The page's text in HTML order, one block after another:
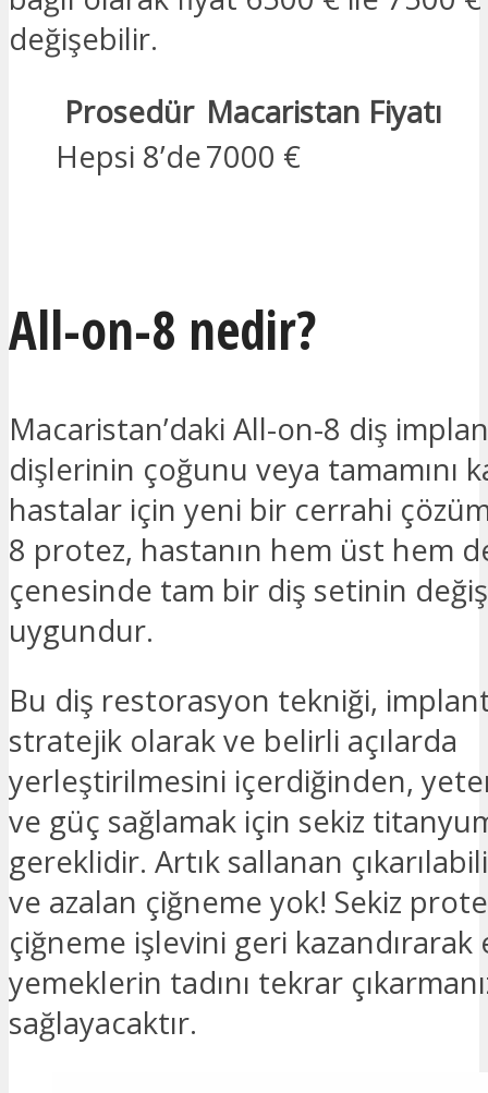
değişebilir.
Prosedür Macaristan Fiyatı
Hepsi 8’de7000 €
All-on-8 nedir?
Macaristan’daki All-on-8 diş
dişlerinin çoğunu veya tamamını
hastalar için yeni bir cerrahi
8 protez, hastanın hem üst hem
çenesinde tam bir diş setinin
uygundur.
Bu diş restorasyon tekniği,
stratejik olarak ve belirli açılarda
yerleştirilmesini içerdiğinden,
ve güç sağlamak için sekiz
gereklidir. Artık sallanan
ve azalan çiğneme yok! Sekiz
çiğneme işlevini geri kazandırarak
yemeklerin tadını tekrar
sağlayacaktır.